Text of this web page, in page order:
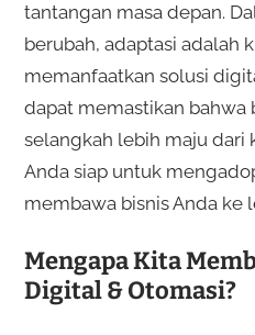
tantangan masa depan.
berubah, adaptasi adalah
memanfaatkan solusi
dapat memastikan bahwa
selangkah lebih maju dari
Anda siap untuk
membawa bisnis Anda ke
Mengapa Kita
Digital & Otomasi?